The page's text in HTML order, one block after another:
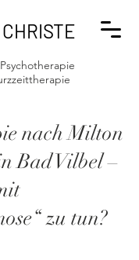
nach Milton
Bad Vilbel –
zu tun?